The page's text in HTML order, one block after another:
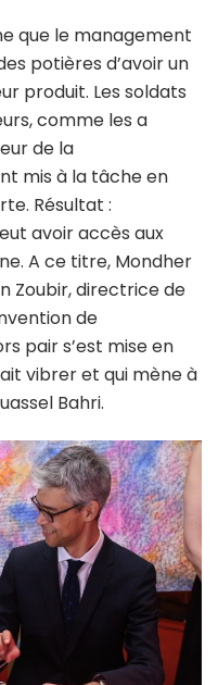
que le management
potières d’avoir un
produit. Les soldats
comme les a
de la
mis à la tâche en
Résultat :
avoir accès aux
A ce titre, Mondher
Zoubir, directrice de
de
pair s’est mise en
vibrer et qui mène à
Bahri.